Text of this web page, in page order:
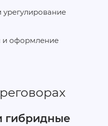
и оформление
гибридные